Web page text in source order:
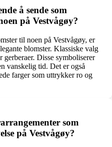
å sende som
på Vestvågøy?
til noen på Vestvågøy, er
blomster. Klassiske valg
Disse symboliserer
vanskelig tid. Det er også
farger som uttrykker ro og
som
på Vestvågøy?